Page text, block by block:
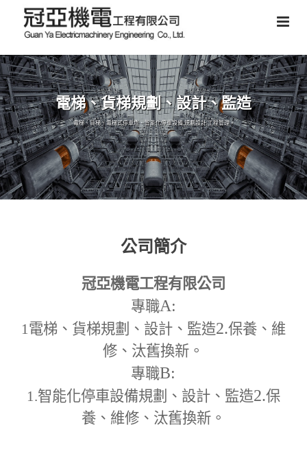
電梯、貨梯規劃、設計、監造
電梯、貨梯、電梯式停車塔、智能化停車設備,規劃設計,工程管理。
公司簡介
冠亞機電工程有限公司
專職A:
1電梯、貨梯規劃、設計、監造2.保養、維
修、汰舊換新。
專職B:
1.智能化停車設備規劃、設計、監造2.保
養、維修、汰舊換新。